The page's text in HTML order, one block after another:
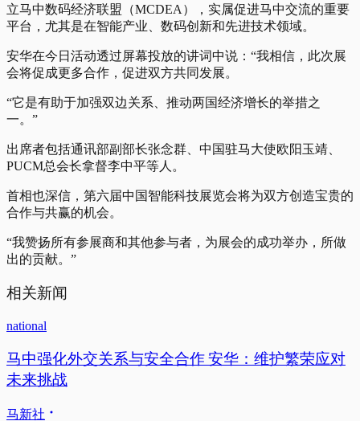
立马中数码经济联盟（MCDEA），实属促进马中交流的重要
平台，尤其是在智能产业、数码创新和先进技术领域。
安华在今日活动透过屏幕投放的讲词中说：“我相信，此次展
会将促成更多合作，促进双方共同发展。
“它是有助于加强双边关系、推动两国经济增长的举措之
一。”
出席者包括通讯部副部长张念群、中国驻马大使欧阳玉靖、
PUCM总会长拿督李中平等人。
首相也深信，第六届中国智能科技展览会将为双方创造宝贵的
合作与共赢的机会。
“我赞扬所有参展商和其他参与者，为展会的成功举办，所做
出的贡献。”
相关新闻
national
马中强化外交关系与安全合作 安华：维护繁荣应对
未来挑战
马新社